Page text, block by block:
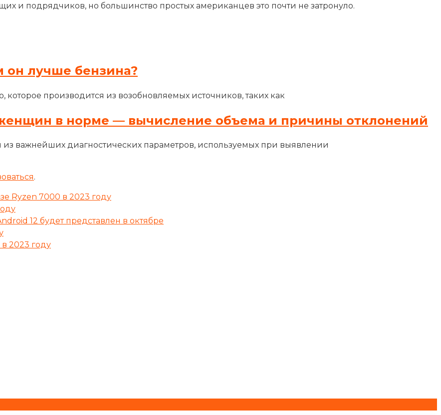
и подрядчиков, но большинство простых американцев это почти не затронуло.
он лучше бензина?
производится из возобновляемых источников, таких как
в норме — вычисление объема и причины отклонений
важнейших диагностических параметров, используемых при выявлении
.
Ryzen 7000 в 2023 году
12 будет представлен в октябре
2023 году